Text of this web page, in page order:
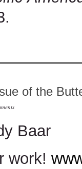
of the
Baar
work!